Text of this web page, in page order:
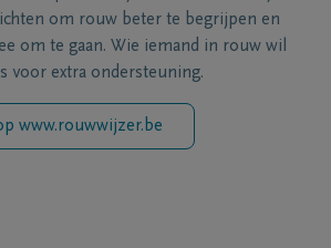
om rouw beter te begrijpen en
om te gaan. Wie iemand in rouw wil
voor extra ondersteuning.
www.rouwwijzer.be